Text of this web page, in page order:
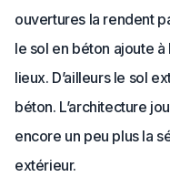
ouvertures la rendent
le sol en béton ajoute
lieux. D’ailleurs le sol
béton. L’architecture
encore un peu plus la
extérieur.